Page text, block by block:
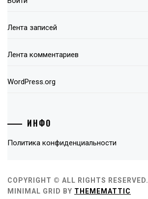
Лента записей
Лента комментариев
WordPress.org
ИНФО
Политика конфиденциальности
COPYRIGHT © ALL RIGHTS RESERVED.
MINIMAL GRID BY THEMEMATTIC